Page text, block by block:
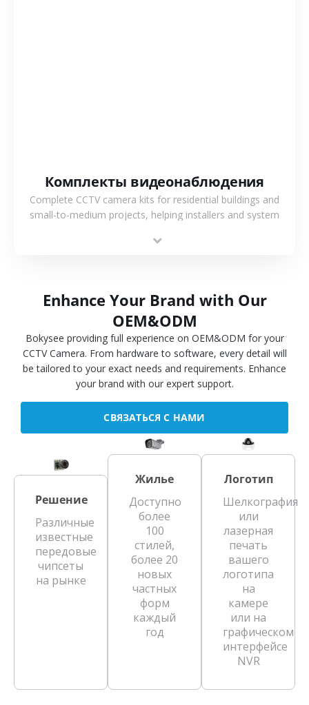
Комплекты видеонаблюдения
Complete CCTV camera kits for residential buildings and
small-to-medium projects, helping installers and system
Enhance Your Brand with Our
OEM&ODM
Bokysee providing full experience on OEM&ODM for your
CCTV Camera. From hardware to software, every detail will
be tailored to your exact needs and requirements. Enhance
your brand with our expert support.
СВЯЗАТЬСЯ С НАМИ
Решение
Различные
известные
передовые
чипсеты
на рынке
Жилье
Доступно
более
100
стилей,
более 20
новых
частных
форм
каждый
год
Логотип
Шелкография
или
лазерная
печать
вашего
логотипа
на
камере
или на
графическом
интерфейсе
NVR